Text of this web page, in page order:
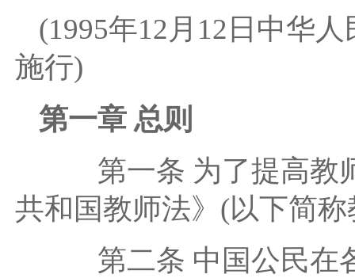
(1995年12月12日中华
施行)
第一章 总则
第一条 为了提高教师
共和国教师法》(以下简
第二条 中国公民在各